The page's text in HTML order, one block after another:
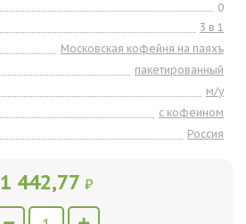
0
3 в 1
Московская кофейня на паяхъ
пакетированный
м/у
с кофеином
Россия
1 442,77 ₽